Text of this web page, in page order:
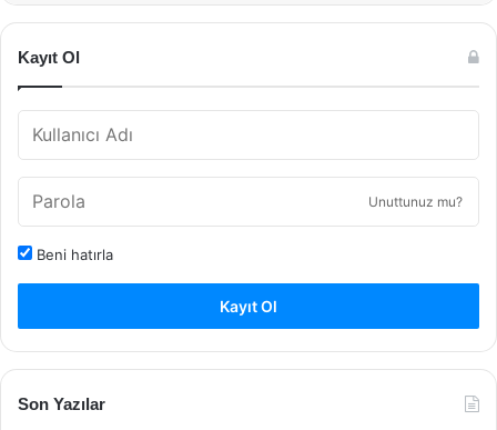
Kayıt Ol
Unuttunuz mu?
Beni hatırla
Kayıt Ol
Son Yazılar